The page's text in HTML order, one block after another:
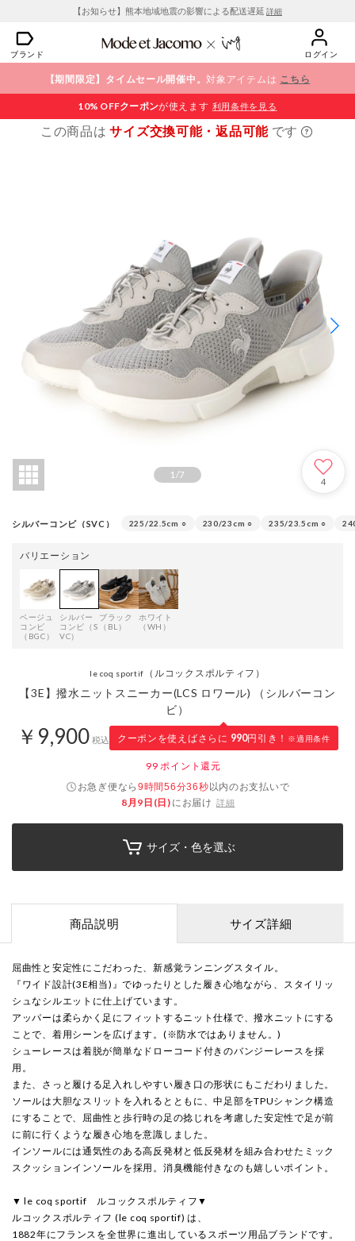
【お知らせ】熊本地域地震の影響による配送遅延 詳細
ブランド ログイン
【期間限定】タイムセール開催中。対象アイテムは こちら
10% OFFクーポンが使えます 利用条件を見る
この商品はサイズ交換可能・返品可能 です
1/7
4
シルバーコンビ（SVC） 225/22.5cm ○ 230/23cm ○ 235/23.5cm ○
バリエーション
ベージュ
コンビ
（BGC）
シルバー
コンビ（S
VC）
ブラック
（BL）
ホワイト
（WH）
le coq sportif （ルコックスポルティフ）
【3E】撥水ニットスニーカー(LCS ロワール) （シルバーコン
ビ）
￥9,900 税込 クーポンを使えばさらに 990円引き！ ※適用条件
99 ポイント還元
お急ぎ便なら9時間56分35秒以内のお支払いで
8月9日(日) にお届け 詳細
サイズ・色を選ぶ
商品説明 サイズ詳細
屈曲性と安定性にこだわった、新感覚ランニングスタイル。
『ワイド設計(3E相当)』でゆったりとした履き心地ながら、スタイリッ
シュなシルエットに仕上げています。
アッパーは柔らかく足にフィットするニット仕様で、撥水ニットにする
ことで、着用シーンを広げます。(※防水ではありません。)
シューレースは着脱が簡単なドローコード付きのバンジーレースを採
用。
また、さっと履ける足入れしやすい履き口の形状にもこだわりました。
ソールは大胆なスリットを入れるとともに、中足部をTPUシャンク構造
にすることで、屈曲性と歩行時の足の捻じれを考慮した安定性で足が前
に前に行くような履き心地を意識しました。
インソールには通気性のある高反発材と低反発材を組み合わせたミック
スクッションインソールを採用。消臭機能付きなのも嬉しいポイント。
▼ le coq sportif ルコックスポルティフ▼
ルコックスポルティフ (le coq sportif) は、
1882年にフランスを全世界に進出しているスポーツ用品ブランドです。